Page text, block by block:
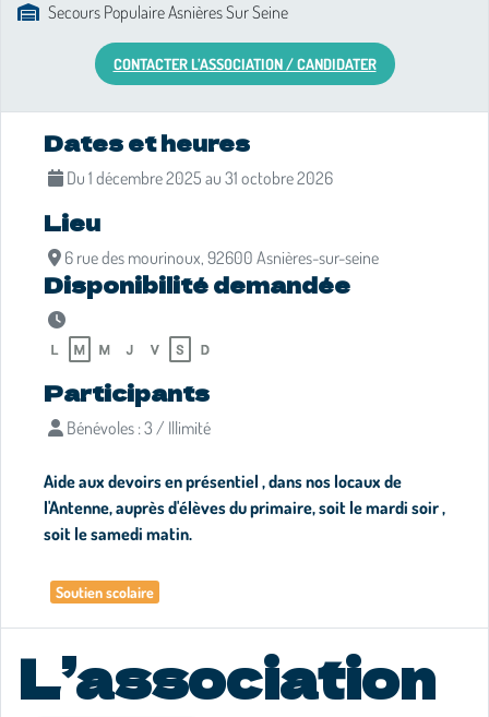
Secours Populaire Asnières Sur Seine
CONTACTER L’ASSOCIATION / CANDIDATER
Description
Aide aux devoirs en présentiel , dans nos locaux de
l'Antenne, auprès d'élèves du primaire, soit le mardi soir ,
soit le samedi matin.
Soutien scolaire
Dates et heures
Du 1 décembre 2025 au 31 octobre 2026
Lieu
6 rue des mourinoux, 92600 Asnières-sur-seine
Disponibilité demandée
Participants
Bénévoles : 3 / Illimité
L’association